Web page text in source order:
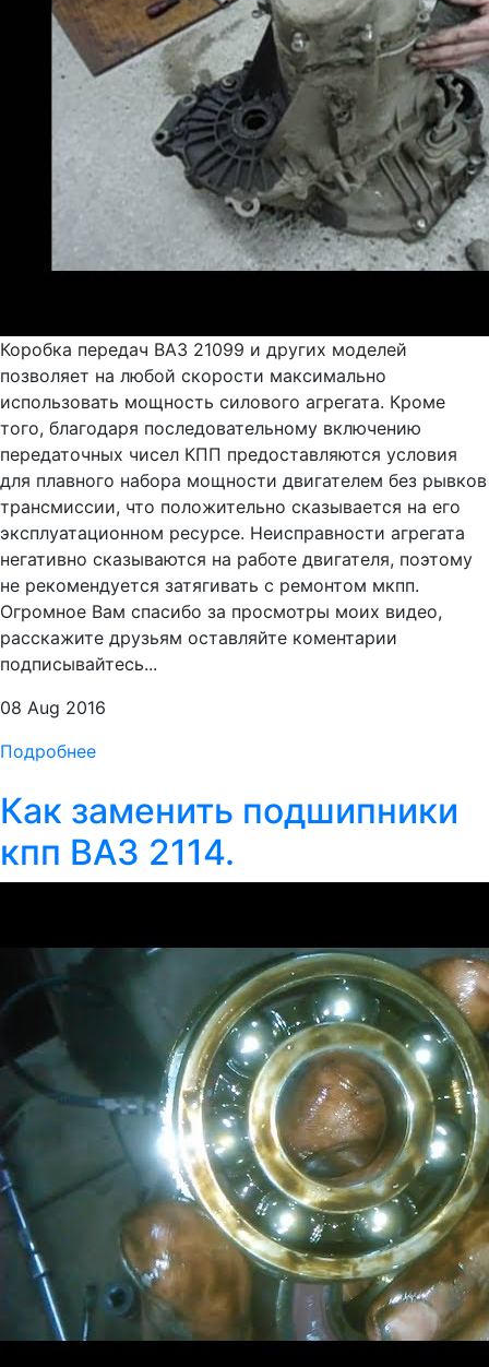
Коробка передач ВАЗ 21099 и других моделей
позволяет на любой скорости максимально
использовать мощность силового агрегата. Кроме
того, благодаря последовательному включению
передаточных чисел КПП предоставляются условия
для плавного набора мощности двигателем без рывков
трансмиссии, что положительно сказывается на его
эксплуатационном ресурсе. Неисправности агрегата
негативно сказываются на работе двигателя, поэтому
не рекомендуется затягивать с ремонтом мкпп.
Огромное Вам спасибо за просмотры моих видео,
расскажите друзьям оставляйте коментарии
подписывайтесь...
08 Aug 2016
Подробнее
Как заменить подшипники
кпп ВАЗ 2114.